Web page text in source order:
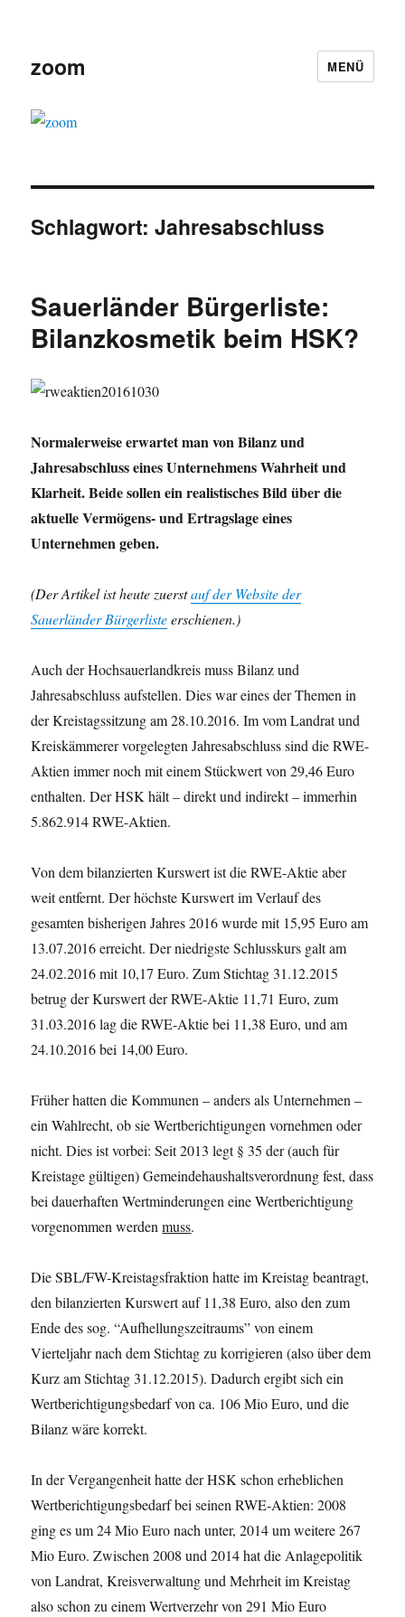
zoom MENÜ
Schlagwort:Jahresabschluss
Sauerländer Bürgerliste:
Bilanzkosmetik beim HSK?
Normalerweise erwartet man von Bilanz und
Jahresabschluss eines Unternehmens Wahrheit und
Klarheit. Beide sollen ein realistisches Bild über die
aktuelle Vermögens- und Ertragslage eines
Unternehmen geben.
(Der Artikel ist heute zuerstauf der Website der
Sauerländer Bürgerlisteerschienen.)
Auch der Hochsauerlandkreis muss Bilanz und
Jahresabschluss aufstellen. Dies war eines der Themen in
der Kreistagssitzung am 28.10.2016. Im vom Landrat und
Kreiskämmerer vorgelegten Jahresabschluss sind die RWE-
Aktien immer noch mit einem Stückwert von 29,46 Euro
enthalten. Der HSK hält – direkt und indirekt – immerhin
5.862.914 RWE-Aktien.
Von dem bilanzierten Kurswert ist die RWE-Aktie aber
weit entfernt. Der höchste Kurswert im Verlauf des
gesamten bisherigen Jahres 2016 wurde mit 15,95 Euro am
13.07.2016 erreicht. Der niedrigste Schlusskurs galt am
24.02.2016 mit 10,17 Euro. Zum Stichtag 31.12.2015
betrug der Kurswert der RWE-Aktie 11,71 Euro, zum
31.03.2016 lag die RWE-Aktie bei 11,38 Euro, und am
24.10.2016 bei 14,00 Euro.
Früher hatten die Kommunen – anders als Unternehmen –
ein Wahlrecht, ob sie Wertberichtigungen vornehmen oder
nicht. Dies ist vorbei: Seit 2013 legt § 35 der (auch für
Kreistage gültigen) Gemeindehaushaltsverordnung fest, dass
bei dauerhaften Wertminderungen eine Wertberichtigung
vorgenommen werdenmuss.
Die SBL/FW-Kreistagsfraktion hatte im Kreistag beantragt,
den bilanzierten Kurswert auf 11,38 Euro, also den zum
Ende des sog. “Aufhellungszeitraums” von einem
Vierteljahr nach dem Stichtag zu korrigieren (also über dem
Kurz am Stichtag 31.12.2015). Dadurch ergibt sich ein
Wertberichtigungsbedarf von ca. 106 Mio Euro, und die
Bilanz wäre korrekt.
In der Vergangenheit hatte der HSK schon erheblichen
Wertberichtigungsbedarf bei seinen RWE-Aktien: 2008
ging es um 24 Mio Euro nach unter, 2014 um weitere 267
Mio Euro. Zwischen 2008 und 2014 hat die Anlagepolitik
von Landrat, Kreisverwaltung und Mehrheit im Kreistag
also schon zu einem Wertverzehr von 291 Mio Euro